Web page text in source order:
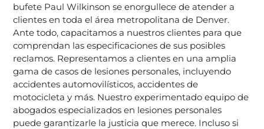
bufete Paul Wilkinson se enorgullece de atender a
clientes en toda el área metropolitana de Denver.
Ante todo, capacitamos a nuestros clientes para que
comprendan las especificaciones de sus posibles
reclamos. Representamos a clientes en una amplia
gama de casos de lesiones personales, incluyendo
accidentes automovilísticos, accidentes de
motocicleta y más. Nuestro experimentado equipo de
abogados especializados en lesiones personales
puede garantizarle la justicia que merece. Incluso si